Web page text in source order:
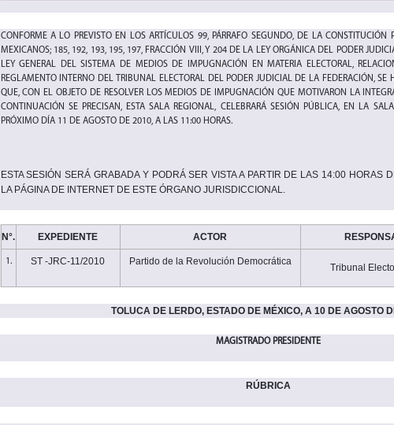
CONFORME A LO PREVISTO EN LOS ARTÍCULOS 99, PÁRRAFO SEGUNDO, DE LA CONSTITUCIÓN
MEXICANOS; 185, 192, 193, 195, 197, FRACCIÓN VIII, Y 204 DE LA LEY ORGÁNICA DEL PODER
LEY GENERAL DEL SISTEMA DE MEDIOS DE IMPUGNACIÓN EN MATERIA ELECTORAL,
REGLAMENTO INTERNO DEL TRIBUNAL ELECTORAL DEL PODER JUDICIAL DE LA FEDERACIÓN,
QUE, CON EL OBJETO DE RESOLVER LOS MEDIOS DE IMPUGNACIÓN QUE MOTIVARON LA
CONTINUACIÓN SE PRECISAN, ESTA SALA REGIONAL, CELEBRARÁ SESIÓN PÚBLICA, EN LA
PRÓXIMO DÍA 11 DE AGOSTO DE 2010, A LAS 11:00 HORAS.
ESTA SESIÓN SERÁ GRABADA Y PODRÁ SER VISTA A PARTIR DE LAS 14:00 HORAS
LA PÁGINA DE INTERNET DE ESTE ÓRGANO JURISDICCIONAL.
N°. EXPEDIENTE ACTOR
1. ST -JRC-11/2010 Partido de la Revolución Democrática
Tribunal
TOLUCA DE LERDO, ESTADO DE MÉXICO, A 10 DE AGOSTO
MAGISTRADO PRESIDENTE
RÚBRICA